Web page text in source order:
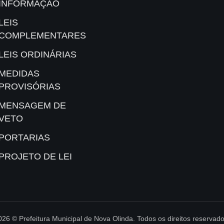
ORDINÁRIAS
DE
DE LEI
© Prefeitura Municipal de Nova Olinda. Todos os direitos